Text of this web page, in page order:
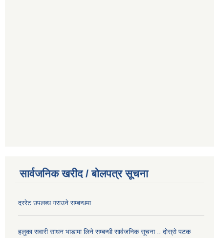
सार्वजनिक खरीद / बोलपत्र सूचना
दररेट उपलब्ध गराउने सम्बन्धमा
हलुका सवारी साधन भाडामा लिने सम्बन्धी सार्वजनिक सूचना .. दोस्रो पटक